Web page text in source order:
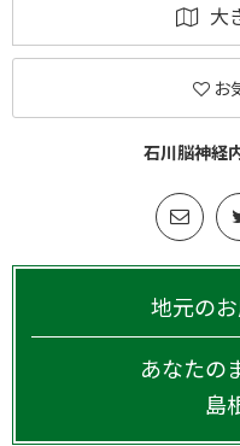
大
お
石川脳神経
地元の
あなたの
島